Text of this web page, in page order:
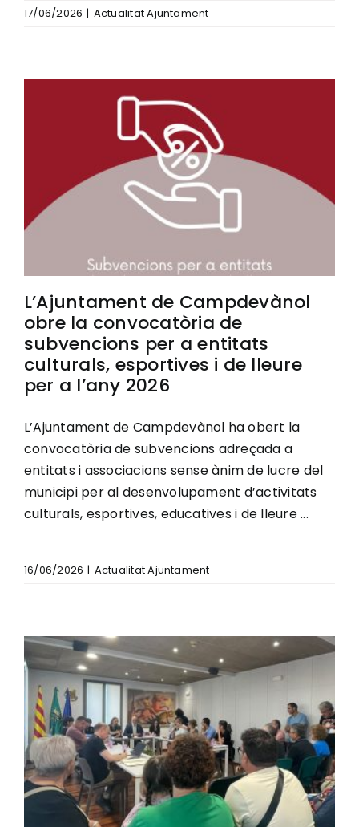
17/06/2026 | Actualitat Ajuntament
L’Ajuntament de Campdevànol
obre la convocatòria de
subvencions per a entitats
culturals, esportives i de lleure
per a l’any 2026
L’Ajuntament de Campdevànol ha obert la
convocatòria de subvencions adreçada a
entitats i associacions sense ànim de lucre del
municipi per al desenvolupament d’activitats
culturals, esportives, educatives i de lleure ...
16/06/2026 | Actualitat Ajuntament